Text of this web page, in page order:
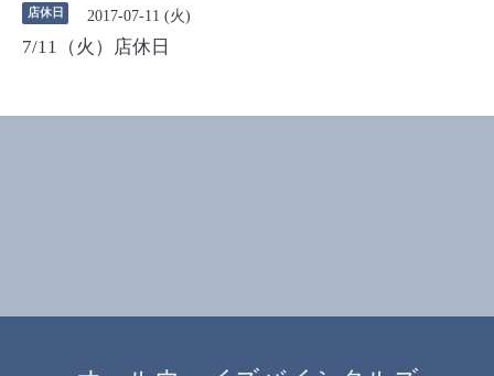
店休日 2017-07-11 (火)
7/11（火）店休日